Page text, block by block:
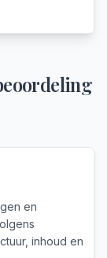
en
inhoud en